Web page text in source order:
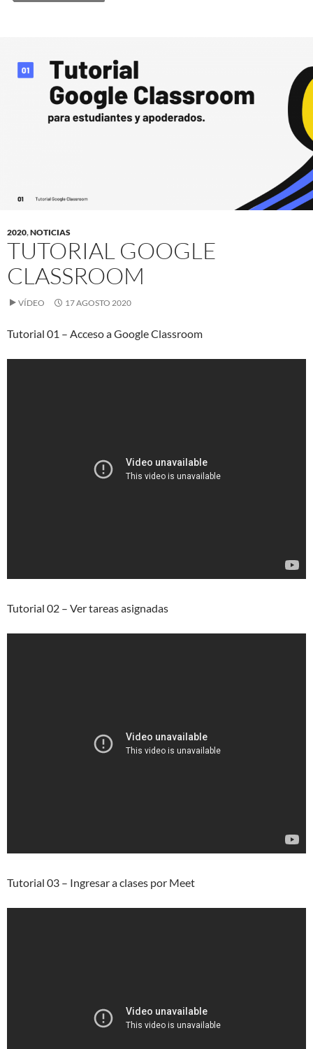
2020,NOTICIAS
TUTORIAL GOOGLE
CLASSROOM
VÍDEO 17 AGOSTO 2020
Tutorial 01 – Acceso a Google Classroom
Tutorial 02 – Ver tareas asignadas
Tutorial 03 – Ingresar a clases por Meet